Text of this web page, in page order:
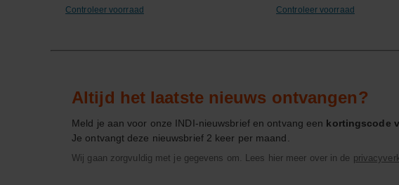
Controleer voorraad Controleer voorraad
Altijd het laatste nieuws ontvangen?
Meld je aan voor onze INDI-nieuwsbrief en ontvang een kortingscode
Je ontvangt deze nieuwsbrief 2 keer per maand.
Wij gaan zorgvuldig met je gegevens om. Lees hier meer over in de